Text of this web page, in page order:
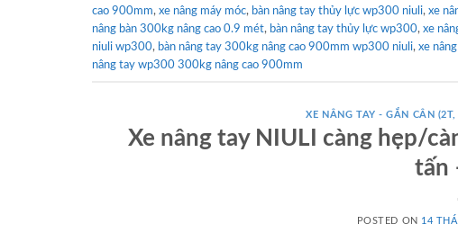
cao 900mm, xe nâng máy móc, bàn nâng tay thủy lực wp300 niuli, xe
nâng bàn 300kg nâng cao 0.9 mét, bàn nâng tay thủy lực wp300, xe
niuli wp300, bàn nâng tay 300kg nâng cao 900mm wp300 niuli, xe
nâng tay wp300 300kg nâng cao 900mm
XE NÂNG TAY - GẮN CÂN
Xe nâng tay NIULI càng hẹp/
tấn
POSTED ON 14